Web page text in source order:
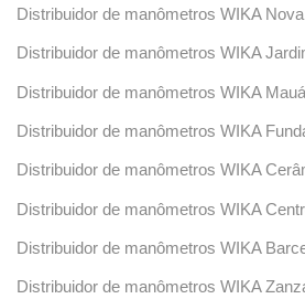
Distribuidor de manômetros WIKA
Distribuidor de manômetros WIKA
Distribuidor de manômetros WIKA Mauá
Distribuidor de manômetros WIKA
Distribuidor de manômetros WIKA
Distribuidor de manômetros WIKA
Distribuidor de manômetros WIKA
Distribuidor de manômetros WIKA